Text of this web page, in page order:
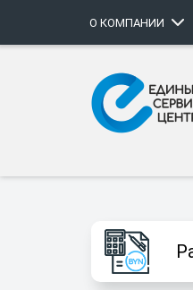
О КОМПАНИИ